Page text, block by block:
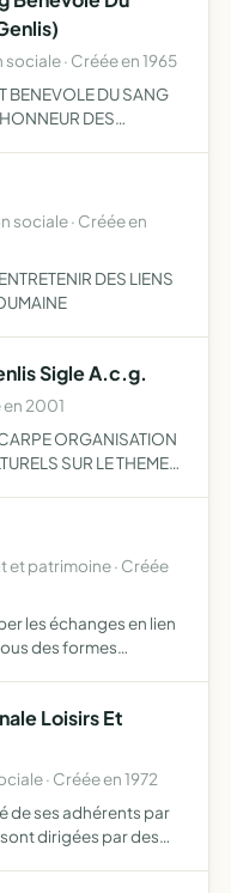
· Créée en 1965
BENEVOLE DU SANG
DES
SES ADHERENT…
sociale · Créée en
DES LIENS
Sigle A.c.g.
en 2001
ORGANISATION
SUR LE THEME
DE…
et patrimoine · Créée
les échanges en lien
des formes
Loisirs Et
· Créée en 1972
de ses adhérents par
dirigées par des